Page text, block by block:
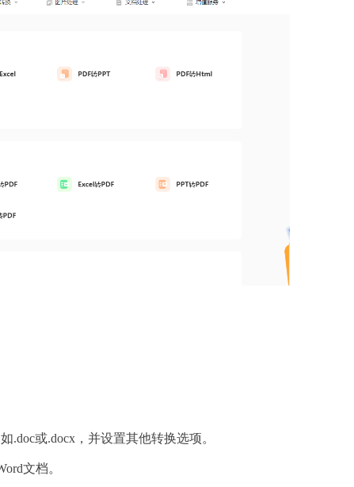
.doc或.docx，并设置其他转换选项。
文档。